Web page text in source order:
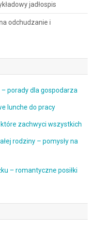
jadłospis
odchudzanie i
porady dla gospodarza
lunche do pracy
zachwyci wszystkich
rodziny – pomysły na
– romantyczne posiłki